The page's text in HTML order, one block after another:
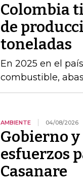
Colombia
de
toneladas
En 2025 en el
combustible,
AMBIENTE 04/08/2026
Gobierno
esfuerzos
Casanare